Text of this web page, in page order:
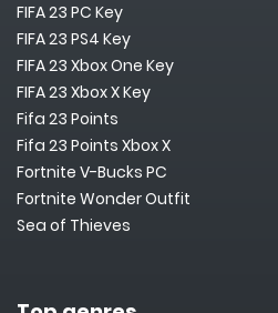
FIFA 23 PC Key
FIFA 23 PS4 Key
FIFA 23 Xbox One Key
FIFA 23 Xbox X Key
Fifa 23 Points
Fifa 23 Points Xbox X
Fortnite V-Bucks PC
Fortnite Wonder Outfit
Sea of Thieves